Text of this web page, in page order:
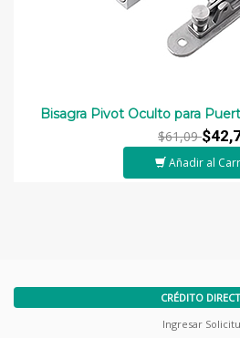
Bisagra Pivot Oculto para
$61,09
Añadir al
CRÉDITO
Ingresar